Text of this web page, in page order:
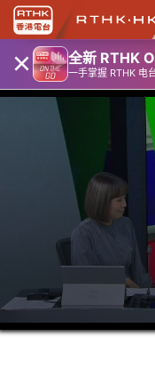
× 全新 RTHK
一手掌握 RTHK 电
0
seconds